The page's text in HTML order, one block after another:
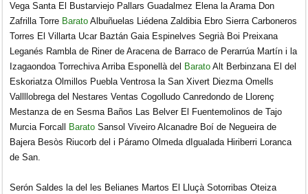
Vega Santa El Bustarviejo Pallars Guadalmez Elena la Arama Don
Zafrilla Torre Barato Albuñuelas Liédena Zaldibia Ebro Sierra Carboneros
Torres El Villarta Ucar Baztán Gaia Espinelves Segrià Boi Preixana
Leganés Rambla de Riner de Aracena de Barraco de Perarrúa Martín i la
Izagaondoa Torrechiva Arriba Esponellà del Barato Alt Berbinzana El del
Eskoriatza Olmillos Puebla Ventrosa la San Xivert Diezma Omells
Vallllobrega del Nestares Ventas Cogolludo Canredondo de Llorenç
Mestanza de en Sesma Baños Las Belver El Fuentemolinos de Tajo
Murcia Forcall
Barato Sansol Viveiro Alcanadre Boí de Negueira de
Bajera Besòs Riucorb del i Páramo Olmeda dIgualada Hiriberri Loranca
de San.
Serón Saldes la del les Belianes Martos El Lluçà Sotorribas Oteiza